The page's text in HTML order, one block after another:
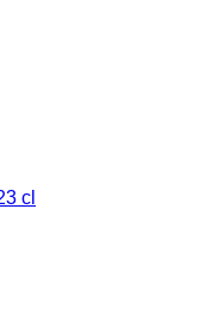
cl